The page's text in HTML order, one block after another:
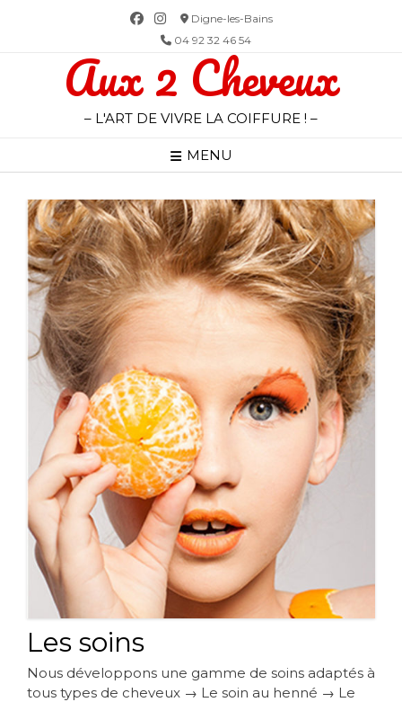
Digne-les-Bains
04 92 32 46 54
Aux 2 Cheveux
– L'ART DE VIVRE LA COIFFURE ! –
MENU
Les soins
Nous développons une gamme de soins adaptés à
tous types de cheveux → Le soin au henné → Le